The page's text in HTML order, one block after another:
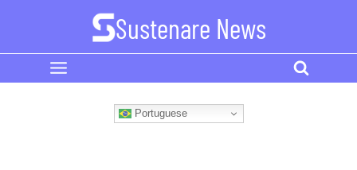
content
Sustenare News
Portuguese